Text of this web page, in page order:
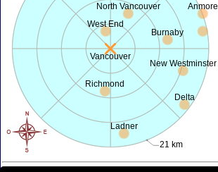
Vancouver
21 km
Burnaby
Ladner
Richmond
Anmore
Delta
New Westminster
North Vancouver
West End